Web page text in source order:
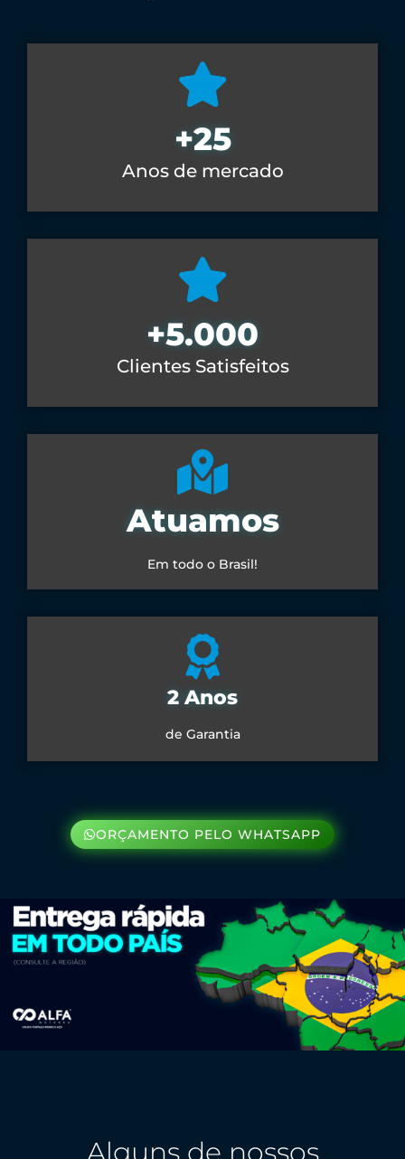
Anos de mercado
+25
Clientes Satisfeitos
+5.000
Atuamos
Em todo o Brasil!
2 Anos
de Garantia
ORÇAMENTO PELO WHATSAPP